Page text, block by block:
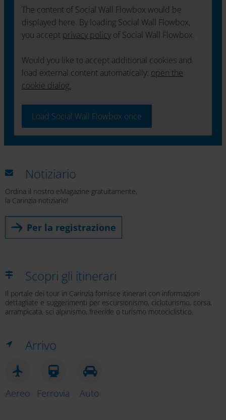
The content of Social Wall Flowbox would be
displayed here. By loading Social Wall Flowbox,
you accept privacy policy of Social Wall Flowbox.
Would you like to accept additional cookies and
load external content automatically: open the
cookie dialog.
Load Social Wall Flowbox once
Notiziario
Ordina il nostro eMagazine gratuitamente,
la Carinzia notiziario!
Per la registrazione
Scopri gli itinerari
Il portale dei tour in Carinzia fornisce itinerari con informazioni
dettagliate e suggerimenti per escursionismo, cicloturismo, corsa,
arrampicata, sci alpinismo, freeride o turismo motociclistico.
Arrivo
Aereo Ferrovia Auto